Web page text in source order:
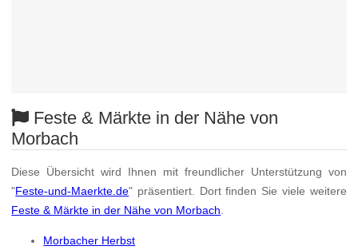
Feste & Märkte in der Nähe von
Morbach
Diese Übersicht wird Ihnen mit freundlicher Unterstützung von
"Feste-und-Maerkte.de" präsentiert. Dort finden Sie viele weitere
Feste & Märkte in der Nähe von Morbach
Morbacher Herbst